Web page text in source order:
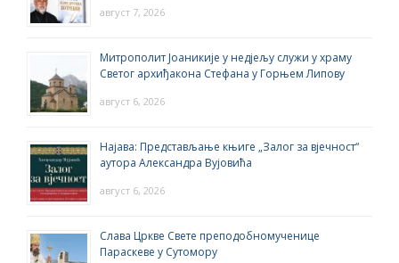
август 7, 2026
Митрополит Јоаникије у недјељу служи у храму
Светог архиђакона Стефана у Горњем Липову
август 6, 2026
Најава: Представљање књиге „Залог за вјечност“
аутора Александра Вујовића
август 6, 2026
Слава Цркве Свете преподобномученице
Параскеве у Сутомору